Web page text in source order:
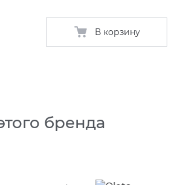
В корзину
бренда